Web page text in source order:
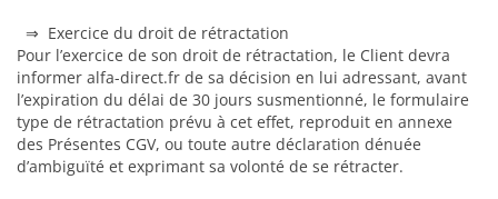
⇒ Exercice du droit de rétractation
Pour l’exercice de son droit de rétractation, le Client devra
informer alfa-direct.fr de sa décision en lui adressant, avant
l’expiration du délai de 30 jours susmentionné, le formulaire
type de rétractation prévu à cet effet, reproduit en annexe
des Présentes CGV, ou toute autre déclaration dénuée
d’ambiguïté et exprimant sa volonté de se rétracter.